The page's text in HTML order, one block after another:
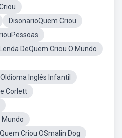
DisonarioQuem Criou
Lenda DeQuem Criou O Mundo
Inglês Infantil
Corlett
Mundo
Quem Criou OSmalin Dog